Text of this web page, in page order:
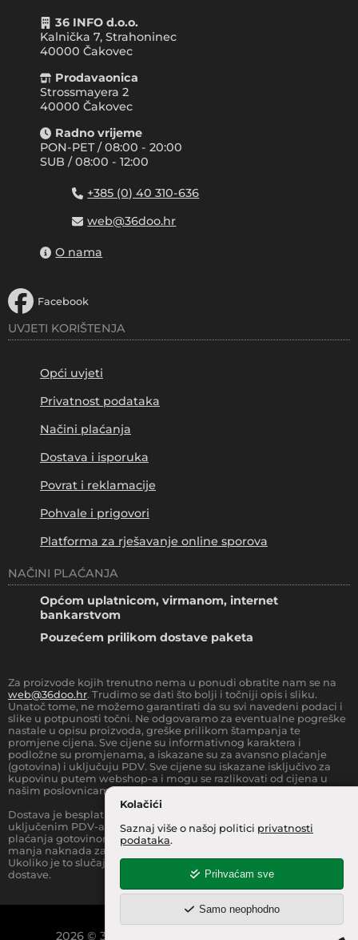
Kolačići
Saznaj više o našoj politici privatnosti
podataka.
Prihvaćam sve
Samo neophodno
36 INFO d.o.o.
Kalnička 7, Strahoninec
40000 Čakovec
Prodavaonica
Strossmayera 2
40000 Čakovec
Radno vrijeme
PON-PET / 08:00 - 20:00
SUB / 08:00 - 12:00
+385 (0) 40 310-636
web@36doo.hr
O nama
Facebook
UVJETI KORIŠTENJA
Opći uvjeti
Privatnost podataka
Načini plaćanja
Dostava i isporuka
Povrat i reklamacije
Pohvale i prigovori
Platforma za rješavanje online sporova
NAČINI PLAĆANJA
Općom uplatnicom, virmanom, internet
bankarstvom
Pouzećem prilikom dostave paketa
Za proizvode kojih trenutno nema u ponudi obratite nam se na
web@36doo.hr. Trudimo se dati što bolji i točniji opis i sliku.
Unatoč tome, ne možemo garantirati da su svi navedeni podaci i
slike u potpunosti točni. Ne odgovaramo za eventualne pogreške
nastale u opisu proizvoda, greške prilikom štampanja te
promjene cijena. Sve cijene su informativnog karaktera i
podložne su promjenama, a iskazane su za avansno plaćanje
(gotovina) i uključuju PDV. Sve cijene su iskazane isključivo za
kupovinu putem webshop-a i mogu se razlikovati od cijena u
našim poslovnicama.
Dostava je besplatna za sve narudžbe iznad
uključenim PDV-a) za Zonu 1 (cijela RH, osim otoka).Prilikom
plaćanja gotovinom pri dostavi robe na kućnu adresu, moguća je
manja naknada za rad sa gotovinom na strani dostavne službe.
Ukoliko je to slučaj, to je jasno označeno pri samom iznosu
dostave.
2026© 36 INFO d.o.o.